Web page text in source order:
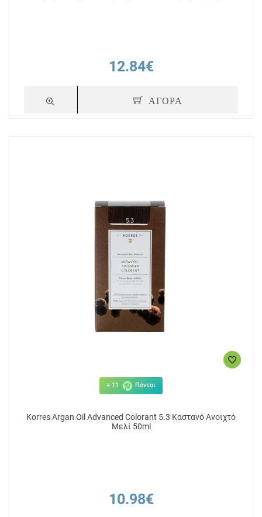
12.84€
ΑΓΟΡΑ
+ 11 Πόντοι
Korres Argan Oil Advanced Colorant 5.3 Καστανό Ανοιχτό
Μελί 50ml
10.98€